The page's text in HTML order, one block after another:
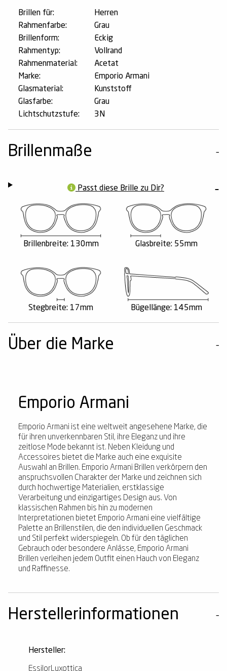
Brillen für:
Herren
Rahmenfarbe:
Grau
Brillenform:
Eckig
Rahmentyp:
Vollrand
Rahmenmaterial:
Acetat
Marke:
Emporio Armani
Glasmaterial:
Kunststoff
Glasfarbe:
Grau
Lichtschutzstufe:
3N
Brillenmaße
Passt diese Brille zu Dir?
Brillenbreite: 130mm Glasbreite: 55mm
Stegbreite: 17mm Bügellänge: 145mm
Über die Marke
Emporio Armani
Emporio Armani ist eine weltweit angesehene Marke, die
für ihren unverkennbaren Stil, ihre Eleganz und ihre
zeitlose Mode bekannt ist. Neben Kleidung und
Accessoires bietet die Marke auch eine exquisite
Auswahl an Brillen. Emporio Armani Brillen verkörpern den
anspruchsvollen Charakter der Marke und zeichnen sich
durch hochwertige Materialien, erstklassige
Verarbeitung und einzigartiges Design aus. Von
klassischen Rahmen bis hin zu modernen
Interpretationen bietet Emporio Armani eine vielfältige
Palette an Brillenstilen, die den individuellen Geschmack
und Stil perfekt widerspiegeln. Ob für den täglichen
Gebrauch oder besondere Anlässe, Emporio Armani
Brillen verleihen jedem Outfit einen Hauch von Eleganz
und Raffinesse.
Herstellerinformationen
Hersteller:
EssilorLuxottica